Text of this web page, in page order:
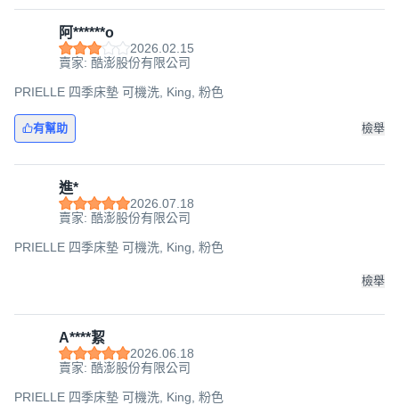
阿******o
2026.02.15
賣家: 酷澎股份有限公司
PRIELLE 四季床墊 可機洗, King, 粉色
有幫助 檢舉
進*
2026.07.18
賣家: 酷澎股份有限公司
PRIELLE 四季床墊 可機洗, King, 粉色
檢舉
A****絜
2026.06.18
賣家: 酷澎股份有限公司
PRIELLE 四季床墊 可機洗, King, 粉色